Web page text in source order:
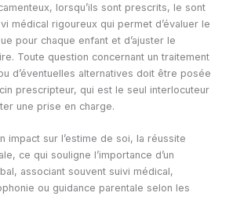
lorsqu’ils sont prescrits, le sont
médical rigoureux qui permet d’évaluer le
pour chaque enfant et d’ajuster le
Toute question concernant un traitement
d’éventuelles alternatives doit être posée
prescripteur, qui est le seul interlocuteur
une prise en charge.
impact sur l’estime de soi, la réussite
ce qui souligne l’importance d’un
associant souvent suivi médical,
ou guidance parentale selon les